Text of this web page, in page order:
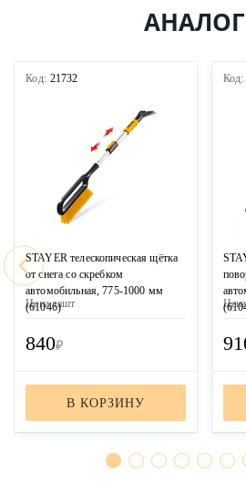
Код: 21732
STAYER телескопическая щётка
от снега со скребком
автомобильная, 775-1000 мм
(61046)
Цена зашт
840₽
В КОРЗИНУ
Код: